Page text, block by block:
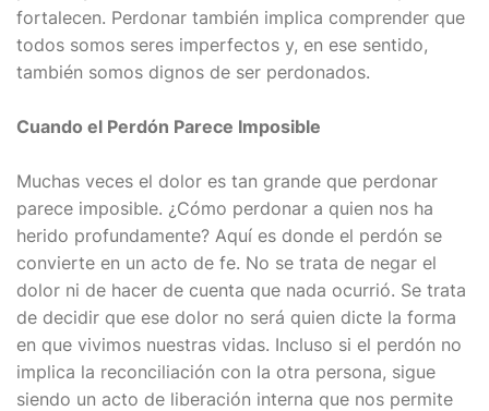
fortalecen. Perdonar también implica comprender que
todos somos seres imperfectos y, en ese sentido,
también somos dignos de ser perdonados.
Cuando el Perdón Parece Imposible
Muchas veces el dolor es tan grande que perdonar
parece imposible. ¿Cómo perdonar a quien nos ha
herido profundamente? Aquí es donde el perdón se
convierte en un acto de fe. No se trata de negar el
dolor ni de hacer de cuenta que nada ocurrió. Se trata
de decidir que ese dolor no será quien dicte la forma
en que vivimos nuestras vidas. Incluso si el perdón no
implica la reconciliación con la otra persona, sigue
siendo un acto de liberación interna que nos permite